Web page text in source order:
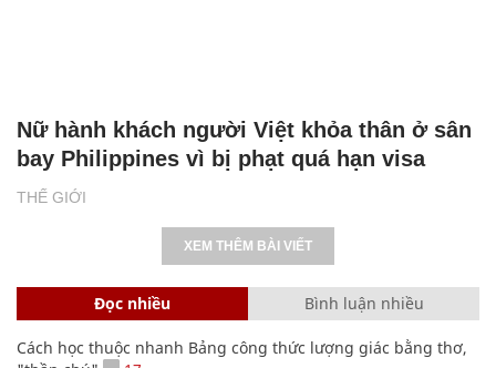
THẾ GIỚI
Nữ hành khách người Việt khỏa thân ở sân
bay Philippines vì bị phạt quá hạn visa
XEM THÊM BÀI VIẾT
Đọc nhiều Bình luận nhiều
Cách học thuộc nhanh Bảng công thức lượng giác bằng thơ,